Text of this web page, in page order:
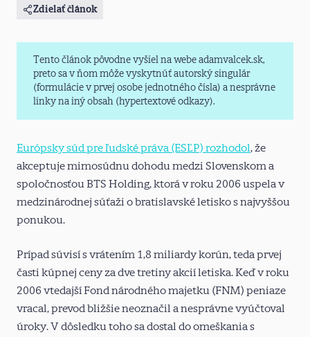
Zdielať článok
Tento článok pôvodne vyšiel na webe adamvalcek.sk,
preto sa v ňom môže vyskytnúť autorský singulár
(formulácie v prvej osobe jednotného čísla) a nesprávne
linky na iný obsah (hypertextové odkazy).
Európsky súd pre ľudské práva (ESĽP) rozhodol, že
akceptuje mimosúdnu dohodu medzi Slovenskom a
spoločnosťou BTS Holding, ktorá v roku 2006 uspela v
medzinárodnej súťaži o bratislavské letisko s najvyššou
ponukou.
Prípad súvisí s vrátením 1,8 miliardy korún, teda prvej
časti kúpnej ceny za dve tretiny akcií letiska. Keď v roku
2006 vtedajší Fond národného majetku (FNM) peniaze
vracal, prevod bližšie neoznačil a nesprávne vyúčtoval
úroky. V dôsledku toho sa dostal do omeškania s